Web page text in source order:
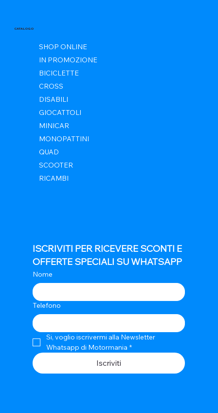
CATALOGO
SHOP ONLINE
IN PROMOZIONE
BICICLETTE
CROSS
DISABILI
GIOCATTOLI
MINICAR
MONOPATTINI
QUAD
SCOOTER
RICAMBI
ISCRIVITI PER RICEVERE SCONTI E
OFFERTE SPECIALI SU WHATSAPP
Nome
Telefono
Si, voglio iscrivermi alla Newsletter
Whatsapp di Motormania *
Iscriviti